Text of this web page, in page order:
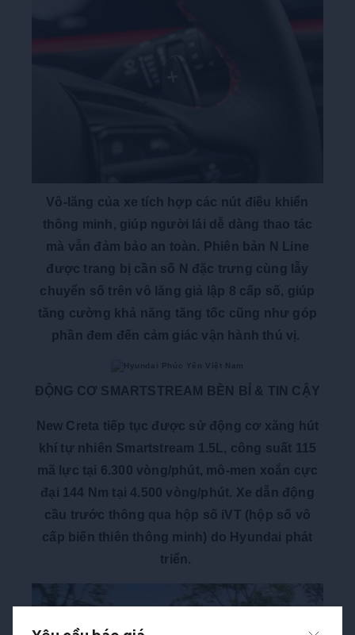
Vô-lăng của xe tích hợp các nút điều khiển
thông minh, giúp người lái dễ dàng thao tác
mà vẫn đảm bảo an toàn. Phiên bản N Line
được trang bị cần số N đặc trưng cùng lẫy
chuyển số trên vô lăng giả lập 8 cấp số, giúp
tăng cường khả năng tăng tốc cũng như góp
phần đem đến cảm giác vận hành thú vị.
ĐỘNG CƠ SMARTSTREAM BỀN BỈ & TIN CẬY
New Creta tiếp tục được sử động cơ xăng hút
khí tự nhiên Smartstream 1.5L, công suất 115
mã lực tại 6.300 vòng/phút, mô-men xoắn cực
đại 144 Nm tại 4.500 vòng/phút. Xe dẫn động
cầu trước thông qua hộp số iVT (hộp số vô
cấp biến thiên thông minh) do Hyundai phát
triển.